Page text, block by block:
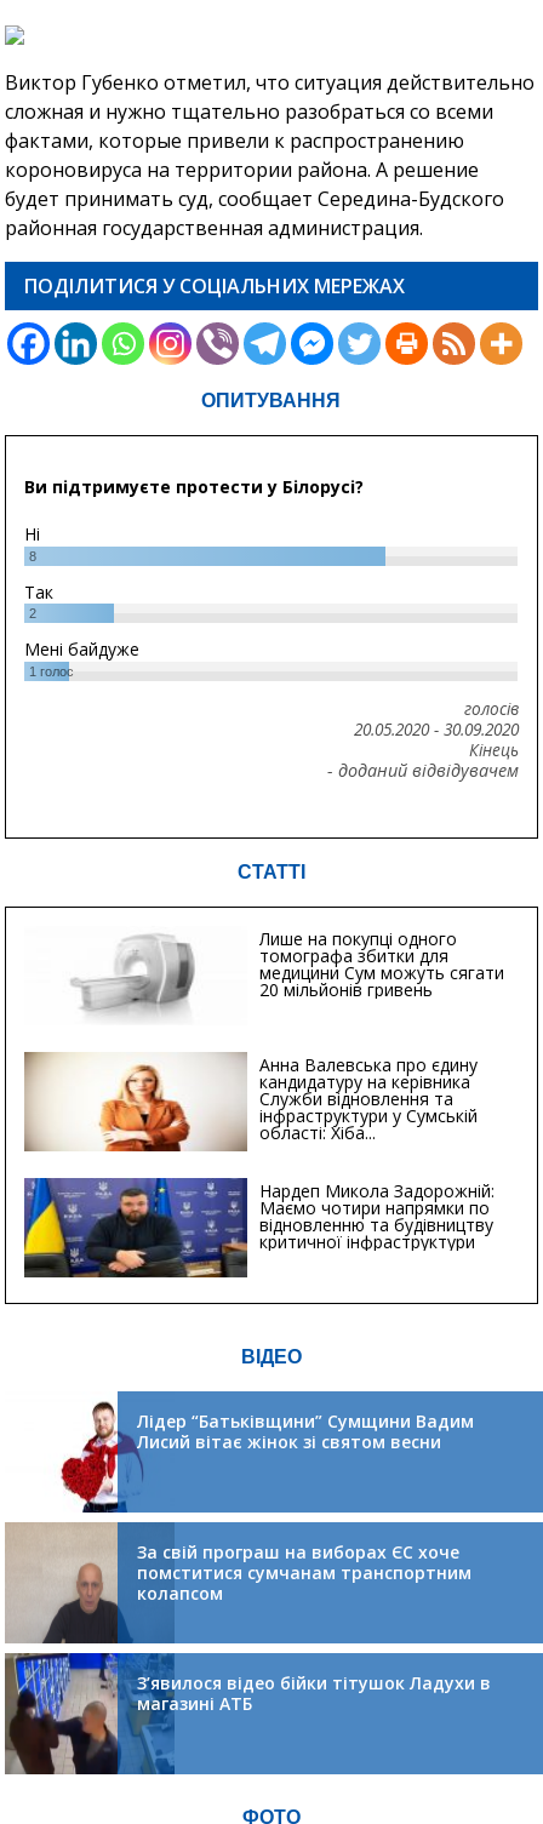
Виктор Губенко отметил, что ситуация действительно
сложная и нужно тщательно разобраться со всеми
фактами, которые привели к распространению
короновируса на территории района. А решение
будет принимать суд, сообщает Середина-Будского
районная государственная администрация.
ПОДІЛИТИСЯ У СОЦІАЛЬНИХ МЕРЕЖАХ
ОПИТУВАННЯ
Ви підтримуєте протести у Білорусі?
Ні
8
Так
2
Мені байдуже
1 голос
голосів
20.05.2020- 30.09.2020
Кінець
- доданий відвідувачем
СТАТТІ
Лише на покупці одного
томографа збитки для
медицини Сум можуть сягати
20 мільйонів гривень
Анна Валевська про єдину
кандидатуру на керівника
Служби відновлення та
інфраструктури у Сумській
області: Хіба...
Нардеп Микола Задорожній:
Маємо чотири напрямки по
відновленню та будівництву
критичної інфраструктури
ВІДЕО
Лідер “Батьківщини” Сумщини Вадим
Лисий вітає жінок зі святом весни
За свій програш на виборах ЄС хоче
помститися сумчанам транспортним
колапсом
З’явилося відео бійки тітушок Ладухи в
магазині АТБ
ФОТО